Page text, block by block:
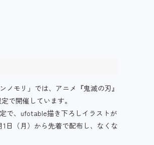
モリ」では、アニメ『鬼滅の刃』
で開催しています。
で、ufotable描き下ろしイラストが
日（月）から先着で配布し、なくな